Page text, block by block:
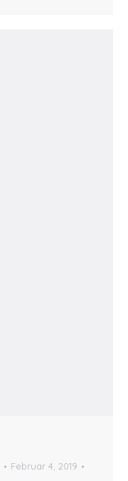
Februar 4, 2019